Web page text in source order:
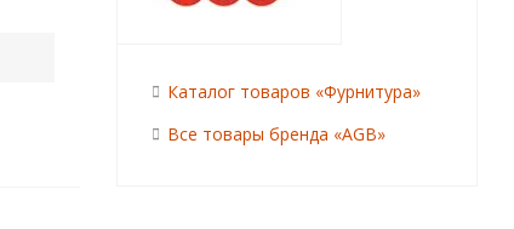
Каталог товаров «Фурнитура»
Все товары бренда «AGB»